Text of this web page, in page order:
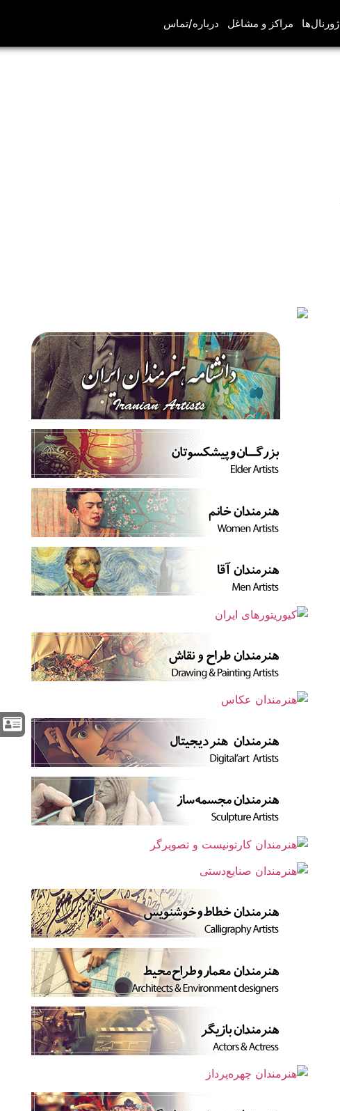
ژورنال‌ها مراکز و مشاغل درباره/تماس